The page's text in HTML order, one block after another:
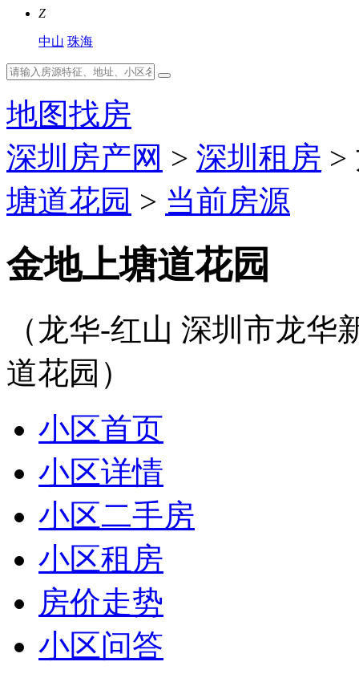
Z
中山 珠海
地图找房
深圳房产网 > 深圳租房 >
塘道花园 > 当前房源
金地上塘道花园
（龙华-红山 深圳市龙
道花园）
小区首页
小区详情
小区二手房
小区租房
房价走势
小区问答